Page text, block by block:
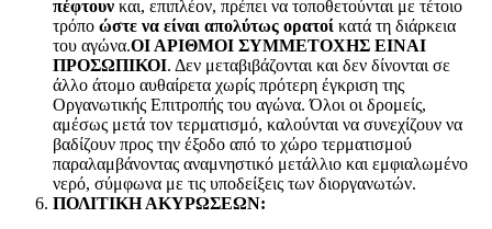
πέφτουν και, επιπλέον, πρέπει να τοποθετούνται με τέτοιο
τρόπο ώστε να είναι απολύτως ορατοί κατά τη διάρκεια
του αγώνα.ΟΙ ΑΡΙΘΜΟΙ ΣΥΜΜΕΤΟΧΗΣ ΕΙΝΑΙ
ΠΡΟΣΩΠΙΚΟΙ. Δεν μεταβιβάζονται και δεν δίνονται σε
άλλο άτομο αυθαίρετα χωρίς πρότερη έγκριση της
Οργανωτικής Επιτροπής του αγώνα. Όλοι οι δρομείς,
αμέσως μετά τον τερματισμό, καλούνται να συνεχίζουν να
βαδίζουν προς την έξοδο από το χώρο τερματισμού
παραλαμβάνοντας αναμνηστικό μετάλλιο και εμφιαλωμένο
νερό, σύμφωνα με τις υποδείξεις των διοργανωτών.
ΠΟΛΙΤΙΚΗ ΑΚΥΡΩΣΕΩΝ: